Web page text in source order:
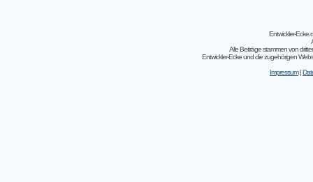
Entwickler-
Alle Beiträge stammen von
Entwickler-Ecke und die zugehörigen
Impressum|